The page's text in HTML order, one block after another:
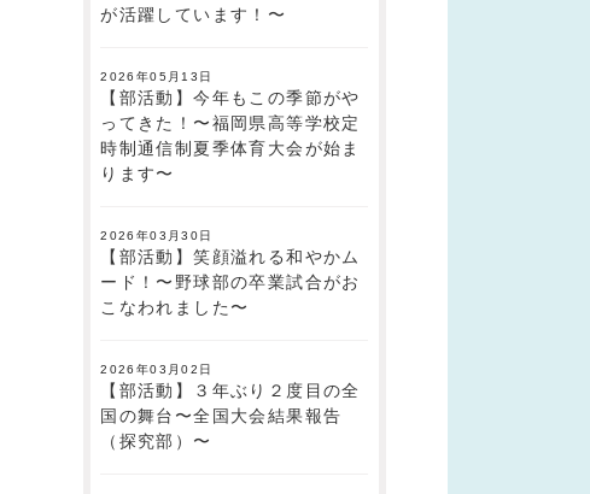
が活躍しています！〜
2026年05月13日
【部活動】今年もこの季節がや
ってきた！〜福岡県高等学校定
時制通信制夏季体育大会が始ま
ります〜
2026年03月30日
【部活動】笑顔溢れる和やかム
ード！〜野球部の卒業試合がお
こなわれました〜
2026年03月02日
【部活動】３年ぶり２度目の全
国の舞台〜全国大会結果報告
（探究部）〜